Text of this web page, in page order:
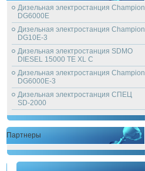
Дизельная электростанция Champion
DG6000E
Дизельная электростанция Champion
DG10E-3
Дизельная электростанция SDMO
DIESEL 15000 TE XL C
Дизельная электростанция Champion
DG6000E-3
Дизельная электростанция СПЕЦ
SD-2000
Партнеры